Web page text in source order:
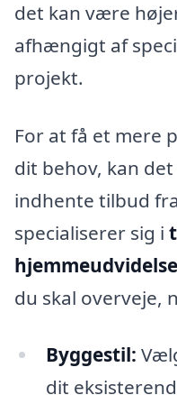
det kan være
afhængigt af
projekt.
For at få et mere
dit behov, kan
indhente tilbud
specialiserer sig i
hjemmeudvidelse
du skal overveje,
Byggestil:
dit